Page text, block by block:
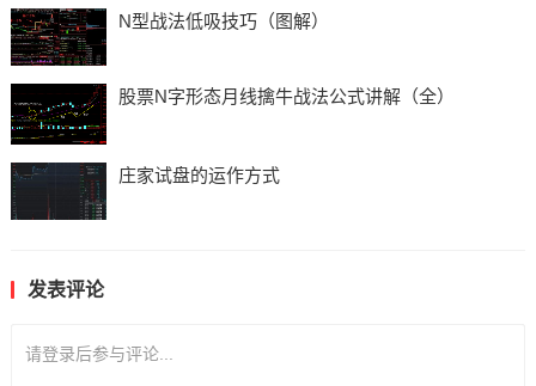
N型战法低吸技巧（图解）
股票N字形态月线擒牛战法公式讲解（全）
庄家试盘的运作方式
发表评论
请登录后参与评论...